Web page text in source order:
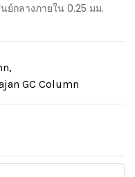
ย์กลางภายใน 0.25 มม.
,
GC Column